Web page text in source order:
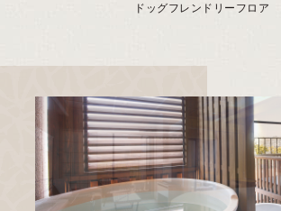
ドッグフレンドリーフロア